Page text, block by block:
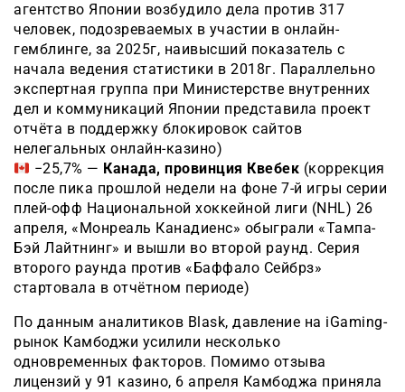
агентство Японии возбудило дела против 317
человек, подозреваемых в участии в онлайн-
гемблинге, за 2025г, наивысший показатель с
начала ведения статистики в 2018г. Параллельно
экспертная группа при Министерстве внутренних
дел и коммуникаций Японии представила проект
отчёта в поддержку блокировок сайтов
нелегальных онлайн-казино)
−25,7% — Канада, провинция Квебек (коррекция
после пика прошлой недели на фоне 7-й игры серии
плей-офф Национальной хоккейной лиги (NHL) 26
апреля, «Монреаль Канадиенс» обыграли «Тампа-
Бэй Лайтнинг» и вышли во второй раунд. Серия
второго раунда против «Баффало Сейбрз»
стартовала в отчётном периоде)
По данным аналитиков Blask, давление на iGaming-
рынок Камбоджи усилили несколько
одновременных факторов. Помимо отзыва
лицензий у 91 казино, 6 апреля Камбоджа приняла